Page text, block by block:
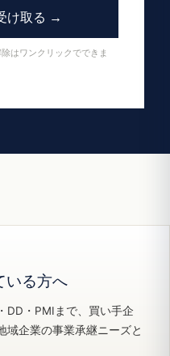
け取る →
はワンクリックでできま
いる方へ
DD・PMIまで、買い手企
域企業の事業承継ニーズと